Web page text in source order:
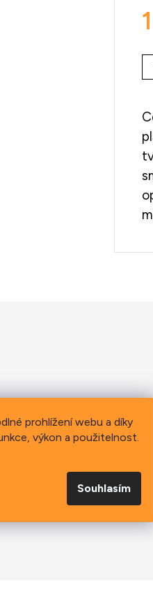
prohlížení webu a díky
výkon a použitelnost.
Souhlasím